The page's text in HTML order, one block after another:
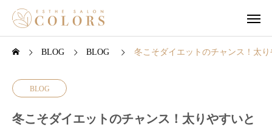
BLOG BLOG 冬こそダイエットのチャンス！太
BLOG
冬こそダイエットのチャンス！太りやすいと